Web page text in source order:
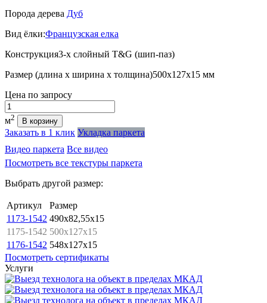
Порода дерева Дуб
Вид ёлки:Французская елка
Конструкция3-х слойный T&G (шип-паз)
Размер (длина х ширина х толщина)500х127х15 мм
Цена по запросу
Количество
м2 В корзину
Заказать в 1 клик Укладка паркета
Видео паркета Все видео
Посмотреть все текстуры паркета
Выбрать другой размер:
Артикул
Размер
1173-1542 490x82,55x15
1175-1542 500x127x15
1176-1542 548x127x15
Посмотреть сертификаты
Услуги